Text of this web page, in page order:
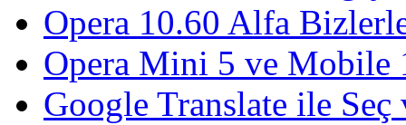
Opera 10.60 Alfa
Opera Mini 5 ve Mobile
Google Translate ile